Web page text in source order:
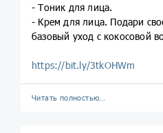
- Тоник для лица.
- Крем для лица. Подари
базовый уход с кокосовой
https://bit.ly/3tkOHWm
Читать полностью…